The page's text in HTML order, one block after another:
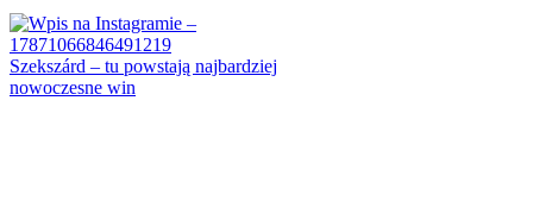
Szekszárd – tu powstają najbardziej
nowoczesne win